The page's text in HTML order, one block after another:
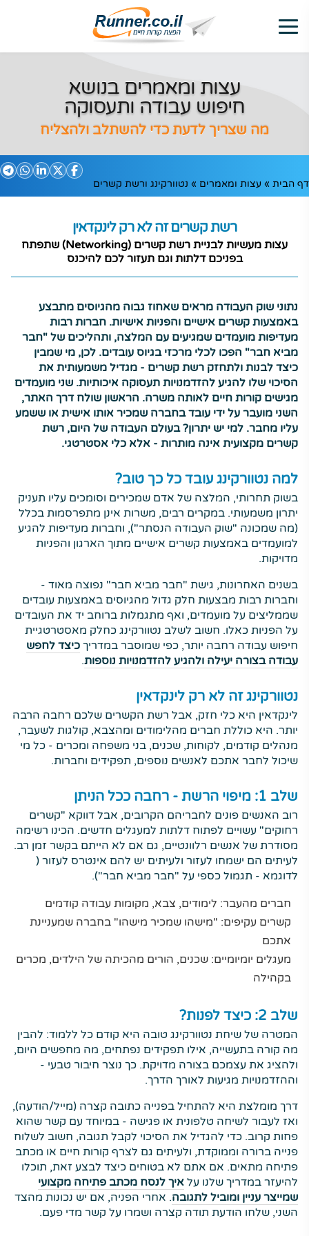
עצות ומאמרים בנושא
חיפוש עבודה ותעסוקה
מה שצריך לדעת כדי להשתלב ולהצליח
דף הבית » עצות ומאמרים » נטוורקינג ורשת קשרים
רשת קשרים זה לא רק לינקדאין
עצות מעשיות לבניית רשת קשרים (Networking) שתפתח
בפניכם דלתות וגם תעזור לכם להיכנס
נתוני שוק העבודה מראים שאחוז גבוה מהגיוסים מתבצע
באמצעות קשרים אישיים והפניות אישיות. חברות רבות
מעדיפות מועמדים שמגיעים עם המלצה, ותהליכים של "חבר
מביא חבר" הפכו לכלי מרכזי בגיוס עובדים. לכן, מי שמבין
כיצד לבנות ולתחזק רשת קשרים - מגדיל משמעותית את
הסיכוי שלו להגיע להזדמנויות תעסוקה איכותיות. שני מועמדים
מגישים קורות חיים לאותה משרה. הראשון שולח דרך האתר,
השני מועבר על ידי עובד בחברה שמכיר אותו אישית או ששמע
עליו מחבר. למי יש יתרון? בעולם העבודה של היום, רשת
קשרים מקצועית אינה מותרות - אלא כלי אסטרטגי.
למה נטוורקינג עובד כל כך טוב?
בשוק תחרותי, המלצה של אדם שמכירים וסומכים עליו תעניק
יתרון משמעותי. במקרים רבים, משרות אינן מתפרסמות בכלל
(מה שמכונה "שוק העבודה הנסתר"), וחברות מעדיפות להגיע
למועמדים באמצעות קשרים אישיים מתוך הארגון והפניות
מדויקות.
בשנים האחרונות, גישת "חבר מביא חבר" נפוצה מאוד -
וחברות רבות מבצעות חלק גדול מהגיוסים באמצעות עובדים
שממליצים על מועמדים, ואף מתגמלות ברוחב יד את העובדים
על הפניות כאלו. חשוב לשלב נטוורקינג כחלק מאסטרטגיית
חיפוש עבודה רחבה יותר, כפי שמוסבר במדריך כיצד לחפש
עבודה בצורה יעילה ולהגיע להזדמנויות נוספות.
נטוורקינג זה לא רק לינקדאין
לינקדאין היא כלי חזק, אבל רשת הקשרים שלכם רחבה הרבה
יותר. היא כוללת חברים מהלימודים ומהצבא, קולגות לשעבר,
מנהלים קודמים, לקוחות, שכנים, בני משפחה ומכרים - כל מי
שיכול לחבר אתכם לאנשים נוספים, תפקידים וחברות.
שלב 1: מיפוי הרשת - רחבה ככל הניתן
רוב האנשים פונים לחבריהם הקרובים, אבל דווקא "קשרים
רחוקים" עשויים לפתוח דלתות למעגלים חדשים. הכינו רשימה
מסודרת של אנשים רלוונטיים, גם אם לא הייתם בקשר זמן רב.
לעיתים הם ישמחו לעזור ולעיתים יש להם אינטרס לעזור (
לדוגמא - תגמול כספי על "חבר מביא חבר").
חברים מהעבר: לימודים, צבא, מקומות עבודה קודמים
קשרים עקיפים: "מישהו שמכיר מישהו" בחברה שמעניינת
אתכם
מעגלים יומיומיים: שכנים, הורים מהכיתה של הילדים, מכרים
בקהילה
שלב 2: כיצד לפנות?
המטרה של שיחת נטוורקינג טובה היא קודם כל ללמוד: להבין
מה קורה בתעשייה, אילו תפקידים נפתחים, מה מחפשים היום,
ולהציג את עצמכם בצורה מדויקת. כך נוצר חיבור טבעי -
וההזדמנויות מגיעות לאורך הדרך.
דרך מומלצת היא להתחיל בפנייה כתובה קצרה (מייל/הודעה),
ואז לעבור לשיחה טלפונית או פגישה - במיוחד עם קשר שהוא
פחות קרוב. כדי להגדיל את הסיכוי לקבל תגובה, חשוב לשלוח
פנייה ברורה וממוקדת, ולעיתים גם לצרף קורות חיים או מכתב
פתיחה מתאים. אם אתם לא בטוחים כיצד לבצע זאת, תוכלו
להיעזר במדריך שלנו על איך לנסח מכתב פתיחה מקצועי
שמייצר עניין ומוביל לתגובה. אחרי הפניה, אם יש נכונות מהצד
השני, שלחו הודעת תודה קצרה ושמרו על קשר מדי פעם.